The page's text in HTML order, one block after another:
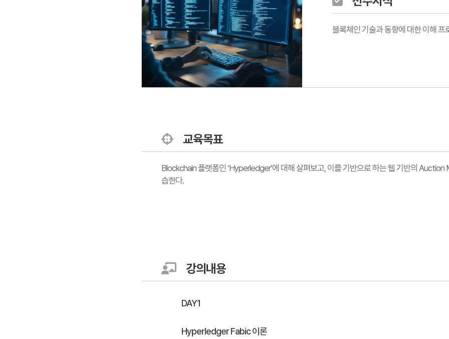
블록체인 기술과 동향에 대한 이해
교육목표
Blockchain 플랫폼인 ‘Hyperledger’에 대해 살펴보고, 이를 기반으로 하는 웹 기반의
습한다.
강의내용
DAY1
Hyperledger Fabic 이론